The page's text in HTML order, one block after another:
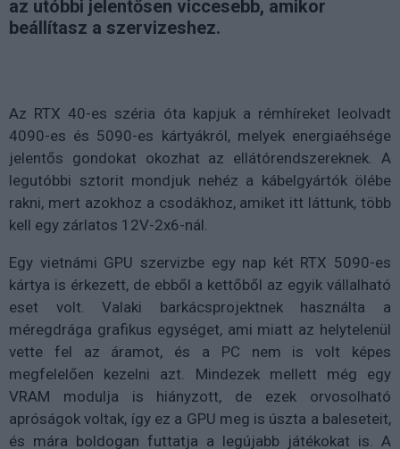
az utóbbi jelentősen viccesebb, amikor
beállítasz a szervizeshez.
Az RTX 40-es széria óta kapjuk a rémhíreket leolvadt
4090-es és 5090-es kártyákról, melyek energiaéhsége
jelentős gondokat okozhat az ellátórendszereknek. A
legutóbbi sztorit mondjuk nehéz a kábelgyártók ölébe
rakni, mert azokhoz a csodákhoz, amiket itt láttunk, több
kell egy zárlatos 12V-2x6-nál.
Egy vietnámi GPU szervizbe egy nap két RTX 5090-es
kártya is érkezett, de ebből a kettőből az egyik vállalható
eset volt. Valaki barkácsprojektnek használta a
méregdrága grafikus egységet, ami miatt az helytelenül
vette fel az áramot, és a PC nem is volt képes
megfelelően kezelni azt. Mindezek mellett még egy
VRAM modulja is hiányzott, de ezek orvosolható
apróságok voltak, így ez a GPU meg is úszta a baleseteit,
és mára boldogan futtatja a legújabb játékokat is. A